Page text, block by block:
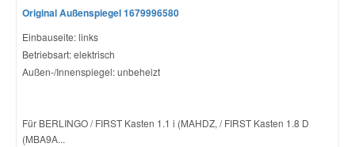
Original Außenspiegel 1679996580
Einbauseite: links
Betriebsart: elektrisch
Außen-/Innenspiegel: unbeheizt
Für BERLINGO / FIRST Kasten 1.1 i (MAHDZ, / FIRST Kasten 1.8 D
(MBA9A...